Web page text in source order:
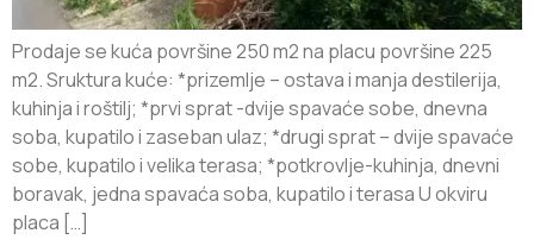
Prodaje se kuća površine 250 m2 na placu površine 225
m2. Sruktura kuće: *prizemlje – ostava i manja destilerija,
kuhinja i roštilj; *prvi sprat -dvije spavaće sobe, dnevna
soba, kupatilo i zaseban ulaz; *drugi sprat – dvije spavaće
sobe, kupatilo i velika terasa; *potkrovlje-kuhinja, dnevni
boravak, jedna spavaća soba, kupatilo i terasa U okviru
placa […]